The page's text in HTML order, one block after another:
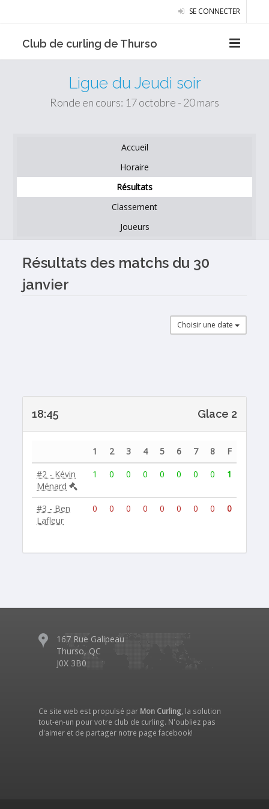
SE CONNECTER
Club de curling de Thurso
Ligue du Jeudi soir
Ronde en cours: 17 octobre - 20 mars
Accueil
Horaire
Résultats
Classement
Joueurs
Résultats des matchs du 30
janvier
Choisir une date
18:45 Glace 2
1 2 3 4 5 6 7 8
F
#2 - Kévin
Ménard
1 0 0 0 0 0 0 0 1
#3 - Ben
Lafleur
0 0 0 0 0 0 0 0 0
167 Rue Galipeau
Thurso, QC
J0X 3B0
Ce site web est propulsé par Mon Curling , la solution
tout-en-un pour votre club de curling. N'oubliez pas
d'aimer et de partager notre page facebook!